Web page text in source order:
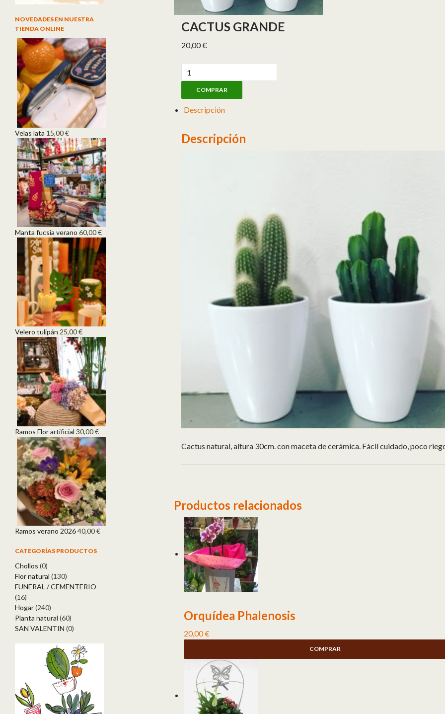
CACTUS GRANDE
20,00€
Cactus grande cantidad
COMPRAR
Descripción
Descripción
Cactus natural, altura 30cm. con maceta de cerámica. Fácil cuidado, poco
Productos relacionados
Orquídea Phalenosis
20,00€
COMPRAR
NOVEDADES EN NUESTRA
TIENDA ONLINE
Velas lata 15,00€
Manta fucsia verano 60,00€
Velero tulipán 25,00€
Ramos Flor artificial 30,00€
Ramos verano 202640,00€
CATEGORÍAS PRODUCTOS
Chollos (0)
Flor natural (130)
FUNERAL / CEMENTERIO
(16)
Hogar(240)
Planta natural (60)
SAN VALENTIN (0)